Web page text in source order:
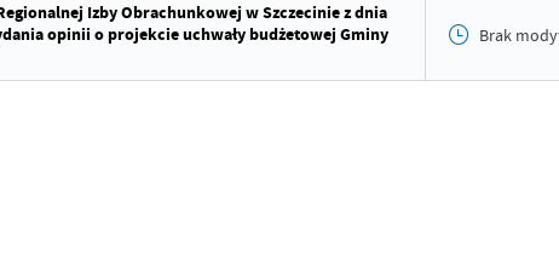
Izby Obrachunkowej w Szczecinie z dnia
opinii o projekcie uchwały budżetowej Gminy
Brak